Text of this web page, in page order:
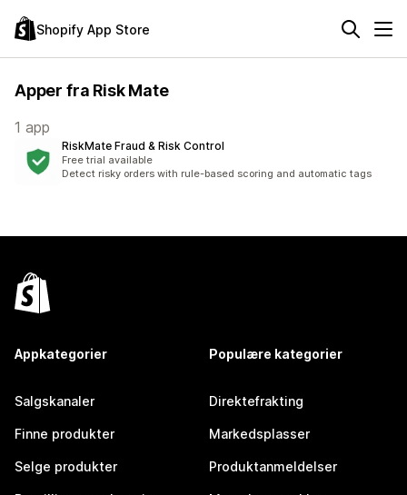
Shopify App Store
Apper fra Risk Mate
1 app
RiskMate Fraud & Risk Control
Free trial available
Detect risky orders with rule-based scoring and automatic tags
Appkategorier
Salgskanaler
Finne produkter
Selge produkter
Populære kategorier
Direktefrakting
Markedsplasser
Produktanmeldelser